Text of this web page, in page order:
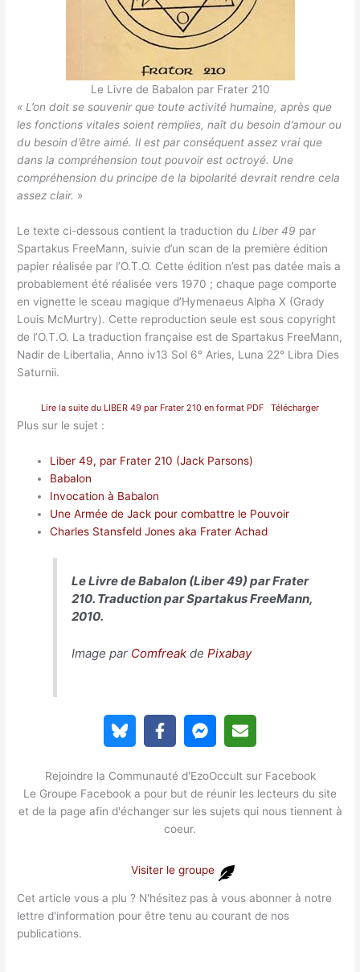
Le Livre de Babalon par Frater 210
« L’on doit se souvenir que toute activité humaine, après que
les fonctions vitales soient remplies, naît du besoin d’amour ou
du besoin d’être aimé. Il est par conséquent assez vrai que
dans la compréhension tout pouvoir est octroyé. Une
compréhension du principe de la bipolarité devrait rendre cela
assez clair. »
Le texte ci-dessous contient la traduction du Liber 49 par
Spartakus FreeMann, suivie d’un scan de la première édition
papier réalisée par l’O.T.O. Cette édition n’est pas datée mais a
probablement été réalisée vers 1970 ; chaque page comporte
en vignette le sceau magique d’Hymenaeus Alpha X (Grady
Louis McMurtry). Cette reproduction seule est sous copyright
de l’O.T.O. La traduction française est de Spartakus FreeMann,
Nadir de Libertalia, Anno iv13 Sol 6° Aries, Luna 22° Libra Dies
Saturnii.
Lire la suite du LIBER 49 par Frater 210 en format PDF Télécharger
Plus sur le sujet :
Liber 49, par Frater 210 (Jack Parsons)
Babalon
Invocation à Babalon
Une Armée de Jack pour combattre le Pouvoir
Charles Stansfeld Jones aka Frater Achad
Le Livre de Babalon (Liber 49) par Frater
210. Traduction par Spartakus FreeMann,
2010.
Image par Comfreak dePixabay
Rejoindre la Communauté d'EzoOccult sur Facebook
Le Groupe Facebook a pour but de réunir les lecteurs du site
et de la page afin d'échanger sur les sujets qui nous tiennent à
coeur.
Visiter le groupe
Cet article vous a plu ? N'hésitez pas à vous abonner à notre
lettre d'information pour être tenu au courant de nos
publications.